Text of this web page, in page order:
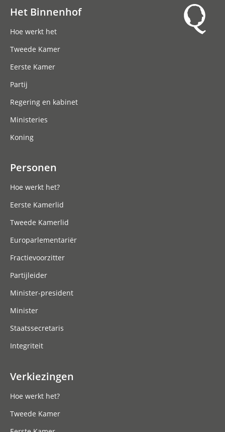
Het Binnenhof
Hoe werkt het
Tweede Kamer
Eerste Kamer
Partij
Regering en kabinet
Ministeries
Koning
Personen
Hoe werkt het?
Eerste Kamerlid
Tweede Kamerlid
Europarlementariër
Fractievoorzitter
Partijleider
Minister-president
Minister
Staatssecretaris
Integriteit
Verkiezingen
Hoe werkt het?
Tweede Kamer